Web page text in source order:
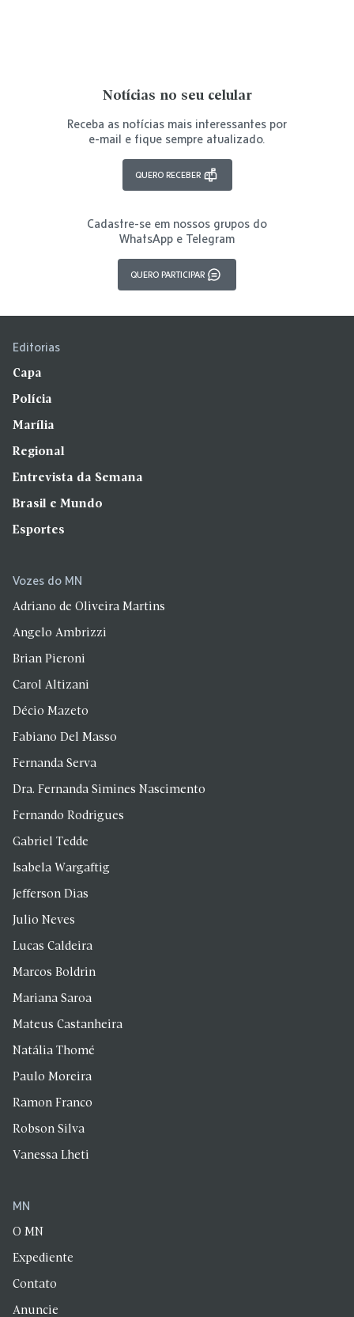
Notícias no seu celular
Receba as notícias mais interessantes por
e-mail e fique sempre atualizado.
QUERO RECEBER
Cadastre-se em nossos grupos do
WhatsApp e Telegram
QUERO PARTICIPAR
Editorias
Capa
Polícia
Marília
Regional
Entrevista da Semana
Brasil e Mundo
Esportes
Vozes do MN
Adriano de Oliveira Martins
Angelo Ambrizzi
Brian Pieroni
Carol Altizani
Décio Mazeto
Fabiano Del Masso
Fernanda Serva
Dra. Fernanda Simines Nascimento
Fernando Rodrigues
Gabriel Tedde
Isabela Wargaftig
Jefferson Dias
Julio Neves
Lucas Caldeira
Marcos Boldrin
Mariana Saroa
Mateus Castanheira
Natália Thomé
Paulo Moreira
Ramon Franco
Robson Silva
Vanessa Lheti
MN
O MN
Expediente
Contato
Anuncie